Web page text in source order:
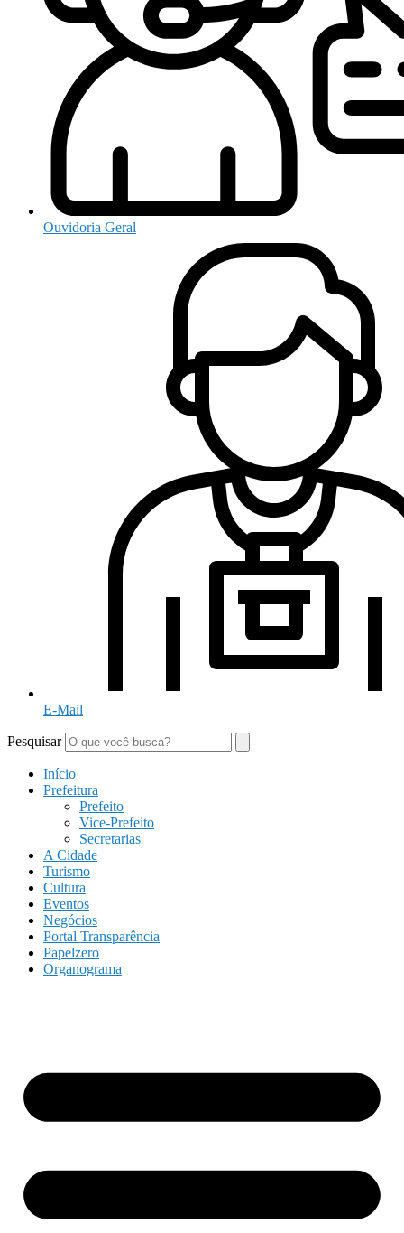
Ouvidoria Geral
E-Mail
Pesquisar
Início
Prefeitura
Prefeito
Vice-Prefeito
Secretarias
A Cidade
Turismo
Cultura
Eventos
Negócios
Portal Transparência
Papelzero
Organograma